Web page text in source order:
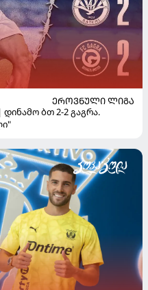
ᲔᲠᲝᲕᲜᲣᲚᲘ ᲚᲘᲒᲐ
ბთ 2-2 გაგრა.